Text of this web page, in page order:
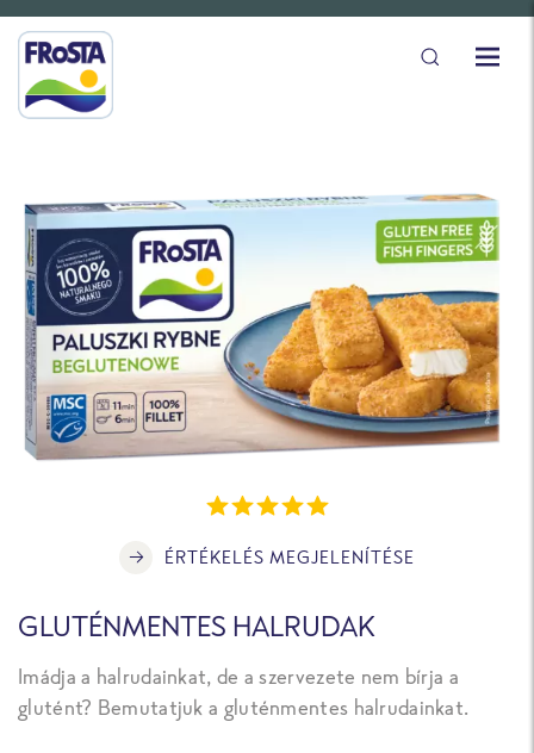
ÉRTÉKELÉS MEGJELENÍTÉSE
GLUTÉNMENTES HALRUDAK
Imádja a halrudainkat, de a szervezete nem bírja a
glutént? Bemutatjuk a gluténmentes halrudainkat.